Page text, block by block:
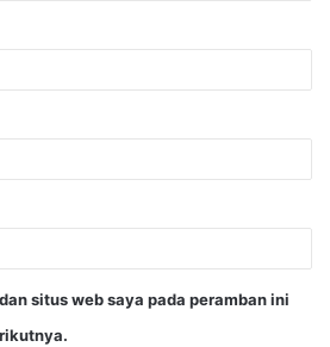
situs web saya pada peramban ini